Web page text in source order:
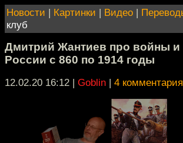
Новости | Картинки | Видео |
клуб
Дмитрий Жантиев про войны
России с 860 по 1914 годы
12.02.20 16:12 | Goblin | 4 комментария